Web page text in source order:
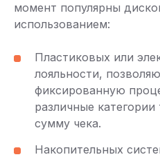
момент популярны
использованием:
Пластиковых или
лояльности,
фиксированную
различные
сумму чека.
Накопительных